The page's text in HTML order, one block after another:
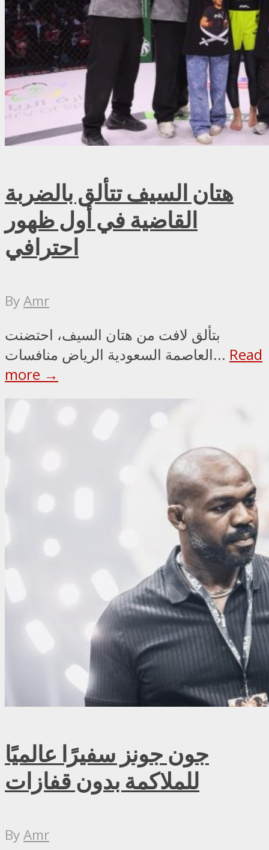
هتان السيف تتألق بالضربة
القاضية في أول ظهور
احترافي
ByAmr
بتألق لافت من هتان السيف، احتضنت
العاصمة السعودية الرياض منافسات... Read
more →
جون جونز سفيرًا عالميًا
للملاكمة بدون قفازات
ByAmr